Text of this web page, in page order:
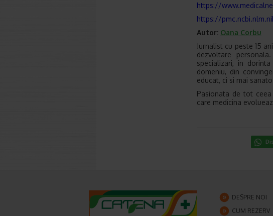
https://
https://
Autor: Oana Corbu
Jurnalist cu peste 15
dezvoltare
specializari, in
domeniu, din
educat, ci si mai
Pasionata de tot
care medicina
DESPRE NOI
CUM REZERV